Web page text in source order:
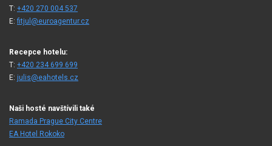
T: +420 270 004 537
E:fitjul@euroagentur.cz
Recepce hotelu:
T: +420 234 699 699
E: julis@eahotels.cz
Naši hosté navštívili také
Ramada Prague City Centre
EA Hotel Rokoko